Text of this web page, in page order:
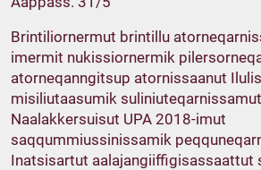
Brintiliornermut brintillu
imermit nukissiornermik
atorneqanngitsup atornissaanut
misiliutaasumik
Naalakkersuisut UPA 2018-imut
saqqummiussinissamik
Inatsisartut aalajangiiffigisassaattut